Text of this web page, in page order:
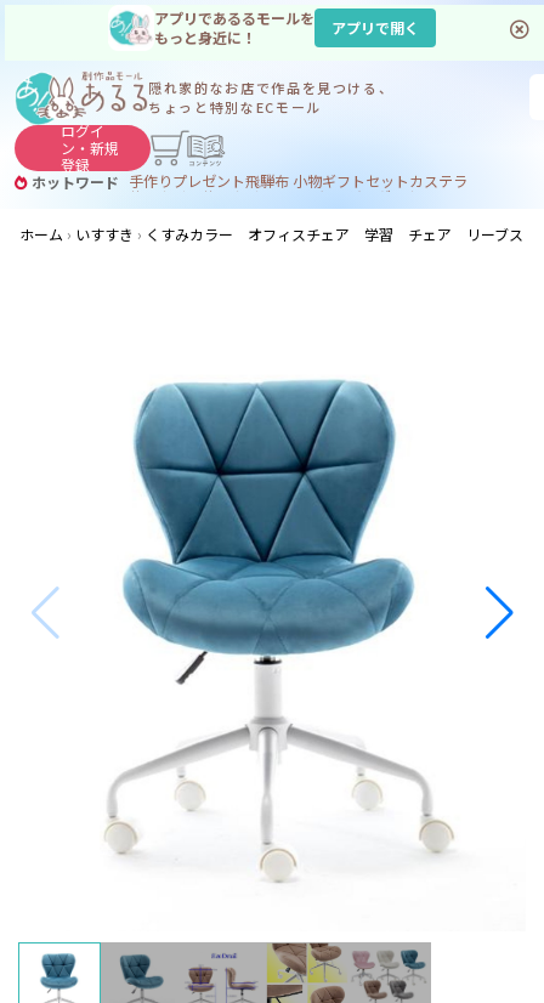
アプリであるるモールを
もっと身近に！
アプリで開く
隠れ家的なお店で作品を見つける、
ちょっと特別なECモール
ログイ
ン・新規
登録
ホットワード 手作りプレゼント飛騨布 小物ギフトセットカステラ
サヌカイト コーヒー
ジンギスカン
ホーム
いすすき くすみカラー オフィスチェア 学習 チェア リーブス